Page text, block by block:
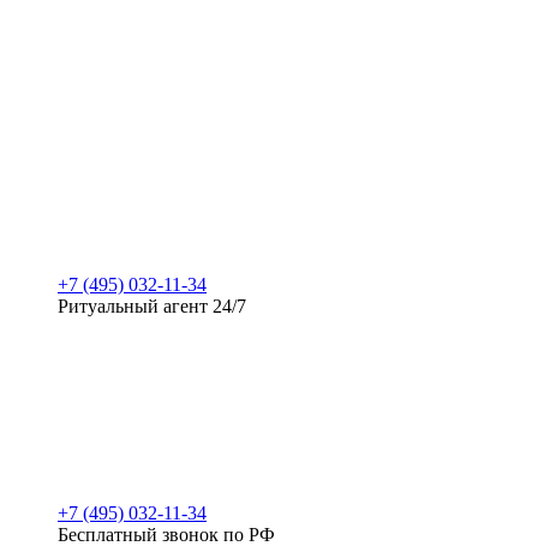
+7 (495) 032-11-34
Ритуальный агент 24/7
+7 (495) 032-11-34
Бесплатный звонок по РФ